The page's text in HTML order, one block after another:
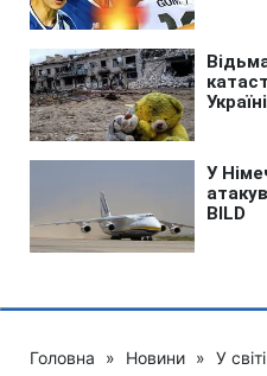
Головна » Новини » У світі